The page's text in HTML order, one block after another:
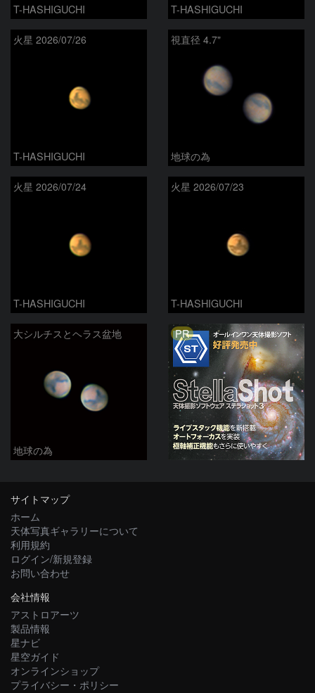
T-HASHIGUCHI T-HASHIGUCHI
火星 2026/07/26
T-HASHIGUCHI
視直径 4.7"
地球の為
火星 2026/07/24
T-HASHIGUCHI
火星 2026/07/23
T-HASHIGUCHI
大シルチスとヘラス盆地
地球の為
PR
サイトマップ
ホーム
天体写真ギャラリーについて
利用規約
ログイン/新規登録
お問い合わせ
会社情報
アストロアーツ
製品情報
星ナビ
星空ガイド
オンラインショップ
プライバシー・ポリシー